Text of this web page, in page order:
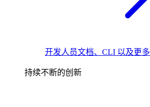
开发人员文档、CLI 以及更多
持续不断的创新